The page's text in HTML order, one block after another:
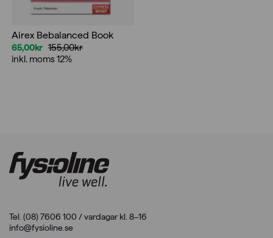
Airex Bebalanced Book
155,00kr
Det
65,00kr
Det
inkl. moms 12%
Tel. (08) 7606 100 / vardagar kl. 8–16
info@fysioline.se